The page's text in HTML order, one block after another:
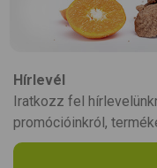
Hírlevél
Iratkozz fel
promócióinkról,